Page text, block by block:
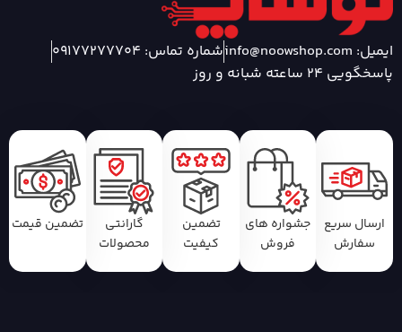
ایمیل: info@noowshop.com
شماره تماس: 09177277704
پاسخگویی 24 ساعته شبانه و روز
ارسال سریع
سفارش
جشواره های
فروش
تضمین
کیفیت
گارانتی
محصولات
تضمین قیمت